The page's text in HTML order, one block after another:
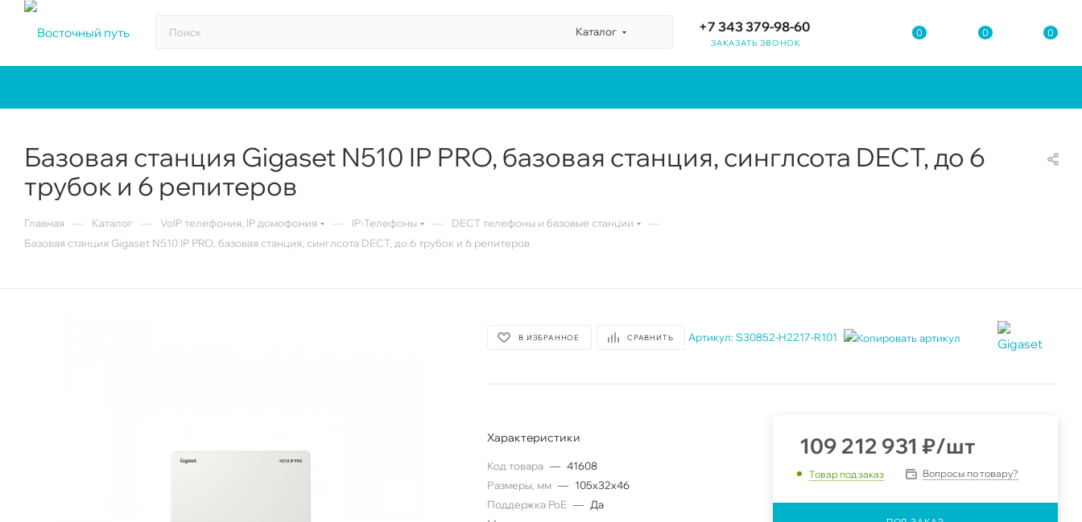
Каталог +7 343 379-98-60
ЗАКАЗАТЬ ЗВОНОК
0 0 0
Базовая станция Gigaset N510 IP PRO, базовая станция, синглсота DECT, до 6
трубок и 6 репитеров
Главная Каталог VoIP телефония, IP домофония IP-Телефоны DECT телефоны и базовые станции
Базовая станция Gigaset N510 IP PRO, базовая станция, синглсота DECT, до 6 трубок и 6 репитеров
В ИЗБРАННОЕ СРАВНИТЬ Артикул: S30852-H2217-R101
Характеристики
Код товара — 41608
Размеры, мм — 105x32x46
Поддержка PoE — Да
109 212 931 ₽/шт
Товар под заказ Вопросы по товару?